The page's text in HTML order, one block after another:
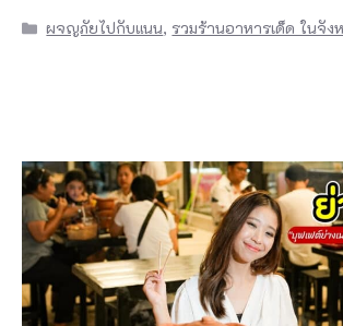
Categories
ผจญภัยไปกับแนน, รวมร้านอาหารเด็ด ในจัง